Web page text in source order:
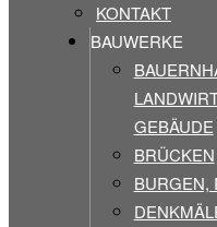
KONTAKT
BAUWERKE
GEBÄUDE
BRÜCKEN
BURGEN,